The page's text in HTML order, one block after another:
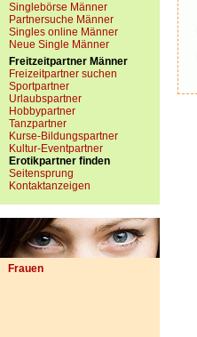
Singlebörse Männer
Partnersuche Männer
Singles online Männer
Neue Single Männer
Freitzeitpartner Männer
Freizeitpartner suchen
Sportpartner
Urlaubspartner
Hobbypartner
Tanzpartner
Kurse-Bildungspartner
Kultur-Eventpartner
Erotikpartner finden
Seitensprung
Kontaktanzeigen
Frauen